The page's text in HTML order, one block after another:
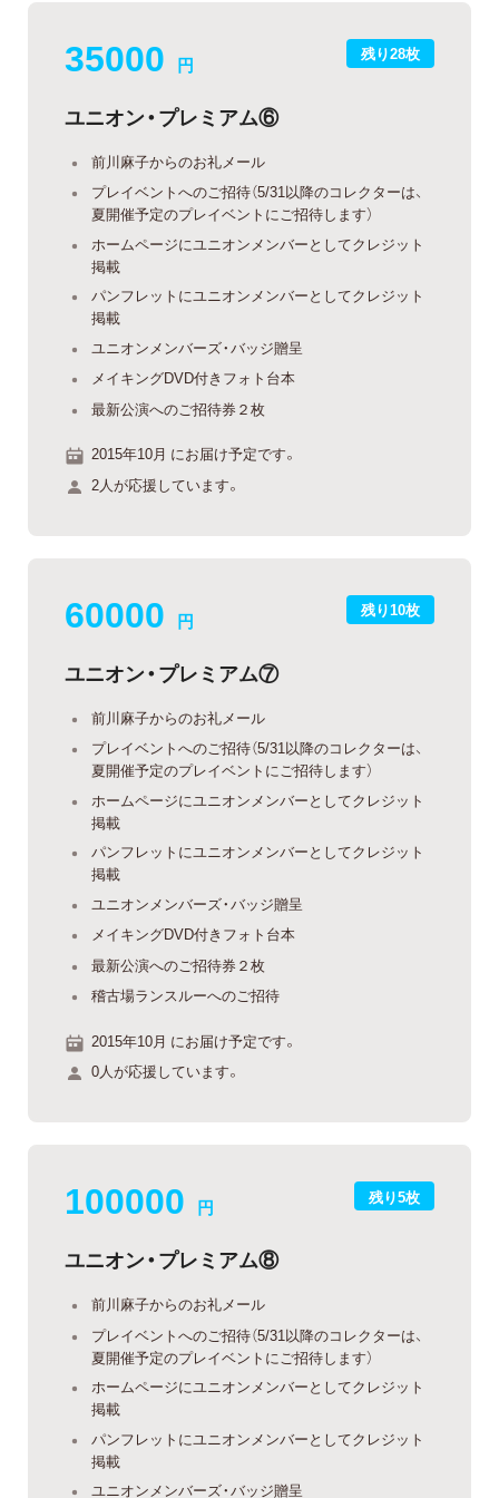
残り28枚
35000 円
ユニオン・プレミアム⑥
前川麻子からのお礼メール
プレイベントへのご招待（5/31以降のコレクターは、
夏開催予定のプレイベントにご招待します）
ホームページにユニオンメンバーとしてクレジット
掲載
パンフレットにユニオンメンバーとしてクレジット
掲載
ユニオンメンバーズ・バッジ贈呈
メイキングDVD付きフォト台本
最新公演へのご招待券２枚
2015年10月 にお届け予定です。
2人が応援しています。
残り10枚
60000 円
ユニオン・プレミアム⑦
前川麻子からのお礼メール
プレイベントへのご招待（5/31以降のコレクターは、
夏開催予定のプレイベントにご招待します）
ホームページにユニオンメンバーとしてクレジット
掲載
パンフレットにユニオンメンバーとしてクレジット
掲載
ユニオンメンバーズ・バッジ贈呈
メイキングDVD付きフォト台本
最新公演へのご招待券２枚
稽古場ランスルーへのご招待
2015年10月 にお届け予定です。
0人が応援しています。
残り5枚
100000 円
ユニオン・プレミアム⑧
前川麻子からのお礼メール
プレイベントへのご招待（5/31以降のコレクターは、
夏開催予定のプレイベントにご招待します）
ホームページにユニオンメンバーとしてクレジット
掲載
パンフレットにユニオンメンバーとしてクレジット
掲載
ユニオンメンバーズ・バッジ贈呈